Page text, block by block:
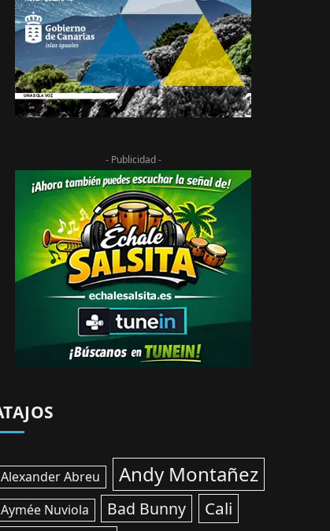
- Publicidad -
Alexander Abreu Andy Montañez
Aymée Nuviola Bad Bunny Cali